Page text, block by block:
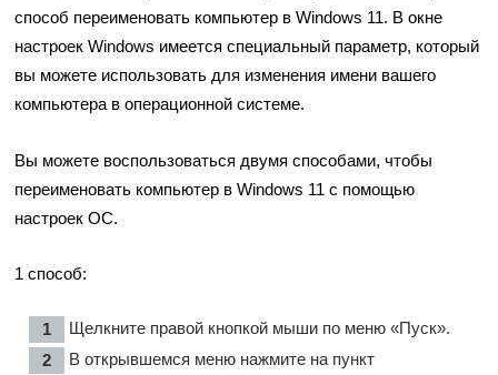
способ переименовать компьютер в Windows 11. В окне
настроек Windows имеется специальный параметр, который
вы можете использовать для изменения имени вашего
компьютера в операционной системе.
Вы можете воспользоваться двумя способами, чтобы
переименовать компьютер в Windows 11 с помощью
настроек ОС.
1 способ:
Щелкните правой кнопкой мыши по меню «Пуск».
В открывшемся меню нажмите на пункт